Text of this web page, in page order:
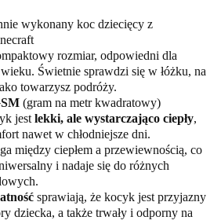
wykonany koc dziecięcy z
rozmiar, odpowiedni dla
Świetnie sprawdzi się w łóżku, na
towarzysz podróży.
(gram na metr kwadratowy)
jest lekki, ale wystarczająco ciepły,
nawet w chłodniejsze dni.
między ciepłem a przewiewnością, co
i nadaje się do różnych
sprawiają, że kocyk jest przyjazny
dziecka, a także trwały i odporny na